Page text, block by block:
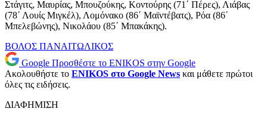
Στάγιτς, Μαυρίας, Μπουζούκης, Κοντούρης (71΄ Πέρες), Λιάβας
(78΄ Λουίς Μιγκέλ), Λομόνακο (86΄ Μαϊντέβατς), Ρόα (86΄
Μπελεβώνης), Νικολάου (85΄ Μπακάκης).
ΒΟΛΟΣ ΠΑΝΑΙΤΩΛΙΚΟΣ
Google Προσθέστε το ENIKOS στην Google
Ακολουθήστε το ENIKOS στο Google News και μάθετε πρώτοι
όλες τις ειδήσεις.
ΔΙΑΦΗΜΙΣΗ